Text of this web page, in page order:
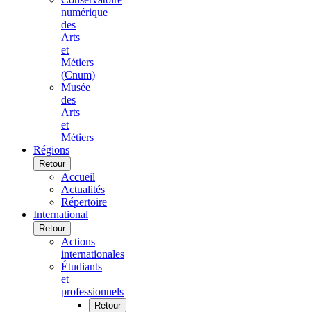
numérique
des
Arts
et
Métiers
(Cnum)
Musée
des
Arts
et
Métiers
Régions
Retour
Accueil
Actualités
Répertoire
International
Retour
Actions
internationales
Étudiants
et
professionnels
Retour